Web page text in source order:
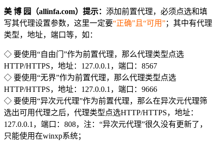
美 博 园（allinfa.com）提示： 添加前置代理，必须点选和填
写其代理设置参数，这里一定要“正确”且“可用”；其中有代理
类型，地址，端口等，如：
◇ 要使用“自由门”作为前置代理，那么代理类型点选
HTTP/HTTPS，地址：127.0.0.1，端口：8567
◇ 要使用“无界”作为前置代理，那么代理类型点选
HTTP/HTTPS，地址：127.0.0.1，端口：9666
◇ 要使用“异次元代理”作为前置代理，那么在异次元代理筛
选出可用代理之后，代理类型点选HTTP/HTTPS，地址：
127.0.0.1，端口：808，注：“异次元代理”很久没有更新了，
只能使用在winxp系统；